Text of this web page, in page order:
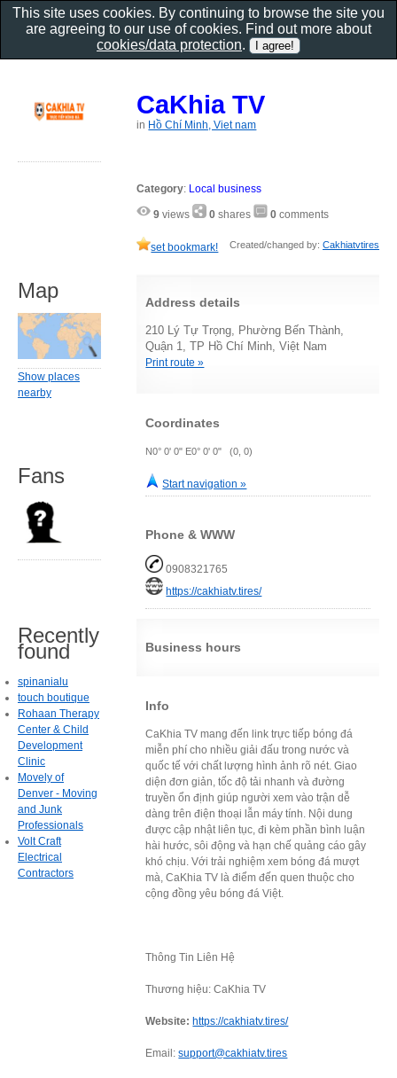
CaKhia TV
in Hồ Chí Minh, Viet nam
Category: Local business
9 views 0 shares 0 comments
set bookmark! Created/changed by: Cakhiatvtires
Address details
210 Lý Tự Trọng, Phường Bến Thành,
Quận 1, TP Hồ Chí Minh, Việt Nam
Print route »
Coordinates
N0° 0' 0" E0° 0' 0" (0, 0)
Start navigation »
Phone & WWW
0908321765
https://cakhiatv.tires/
Business hours
Info
CaKhia TV mang đến link trực tiếp bóng đá
miễn phí cho nhiều giải đấu trong nước và
quốc tế với chất lượng hình ảnh rõ nét. Giao
diện đơn giản, tốc độ tải nhanh và đường
truyền ổn định giúp người xem vào trận dễ
dàng trên điện thoại lẫn máy tính. Nội dung
được cập nhật liên tục, đi kèm phần bình luận
hài hước, sôi động và hạn chế quảng cáo gây
khó chịu. Với trải nghiệm xem bóng đá mượt
mà, CaKhia TV là điểm đến quen thuộc cho
cộng đồng yêu bóng đá Việt.
Thông Tin Liên Hệ
Thương hiệu: CaKhia TV
Website: https://cakhiatv.tires/
Email:support@cakhiatv.tires
Map
Show places
nearby
Fans
Recently
found
spinanialu
touch boutique
Rohaan Therapy
Center & Child
Development
Clinic
Movely of
Denver - Moving
and Junk
Professionals
Volt Craft
Electrical
Contractors
This site uses cookies. By continuing to browse the site you
are agreeing to our use of cookies. Find out more about
cookies/data protection.